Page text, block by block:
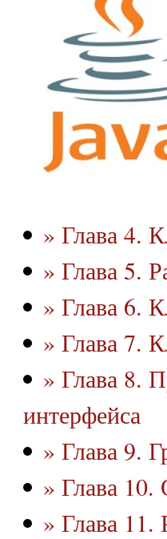
» Глава 4.
» Глава 5.
» Глава 6.
» Глава 7.
» Глава 8.
интерфейса
» Глава 9.
» Глава
» Глава 11.